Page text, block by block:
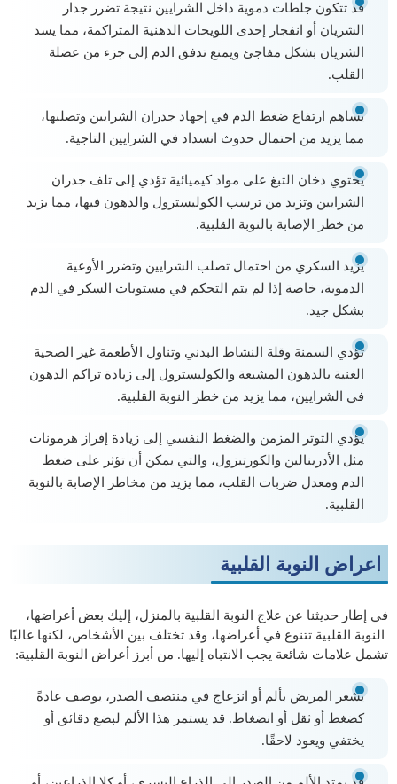
قد تتكون جلطات دموية داخل الشرايين نتيجة تضرر جدار
الشريان أو انفجار إحدى اللويحات الدهنية المتراكمة، مما يسد
الشريان بشكل مفاجئ ويمنع تدفق الدم إلى جزء من عضلة
القلب.
يساهم ارتفاع ضغط الدم في إجهاد جدران الشرايين وتصلبها،
مما يزيد من احتمال حدوث انسداد في الشرايين التاجية.
يحتوي دخان التبغ على مواد كيميائية تؤدي إلى تلف جدران
الشرايين وتزيد من ترسب الكوليسترول والدهون فيها، مما يزيد
من خطر الإصابة بالنوبة القلبية.
يزيد السكري من احتمال تصلب الشرايين وتضرر الأوعية
الدموية، خاصة إذا لم يتم التحكم في مستويات السكر في الدم
بشكل جيد.
تؤدي السمنة وقلة النشاط البدني وتناول الأطعمة غير الصحية
الغنية بالدهون المشبعة والكوليسترول إلى زيادة تراكم الدهون
في الشرايين، مما يزيد من خطر النوبة القلبية.
يؤدي التوتر المزمن والضغط النفسي إلى زيادة إفراز هرمونات
مثل الأدرينالين والكورتيزول، والتي يمكن أن تؤثر على ضغط
الدم ومعدل ضربات القلب، مما يزيد من مخاطر الإصابة بالنوبة
القلبية.
اعراض النوبة القلبية
في إطار حديثنا عن علاج النوبة القلبية بالمنزل، إليك بعض أعراضها،
النوبة القلبية تتنوع في أعراضها، وقد تختلف بين الأشخاص، لكنها غالبًا
تشمل علامات شائعة يجب الانتباه إليها. من أبرز أعراض النوبة القلبية:
يشعر المريض بألم أو انزعاج في منتصف الصدر، يوصف عادةً
كضغط أو ثقل أو انضغاط. قد يستمر هذا الألم لبضع دقائق أو
يختفي ويعود لاحقًا.